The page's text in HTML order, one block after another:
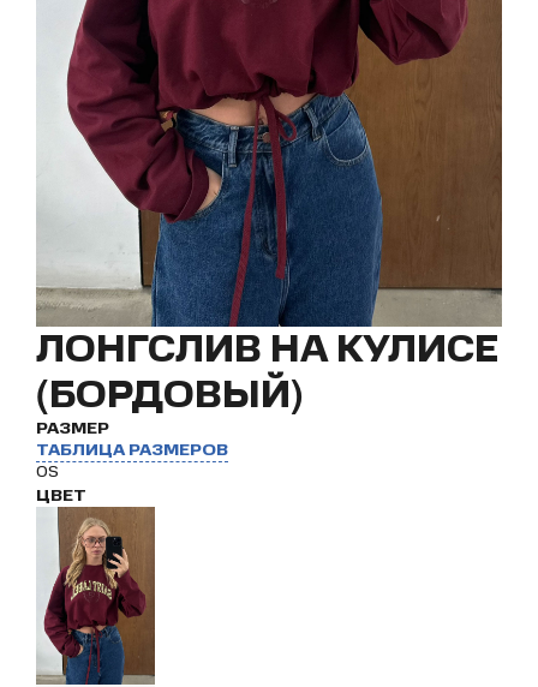
ЛОНГСЛИВ НА КУЛИСЕ
(БОРДОВЫЙ)
РАЗМЕР
ТАБЛИЦА РАЗМЕРОВ
OS
ЦВЕТ